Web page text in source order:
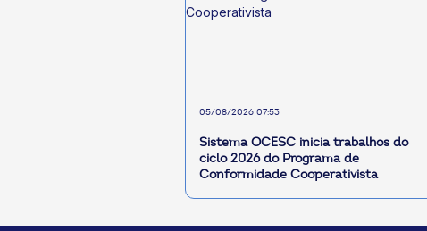
05/08/2026 07:53
Sistema OCESC inicia trabalhos do
ciclo 2026 do Programa de
Conformidade Cooperativista